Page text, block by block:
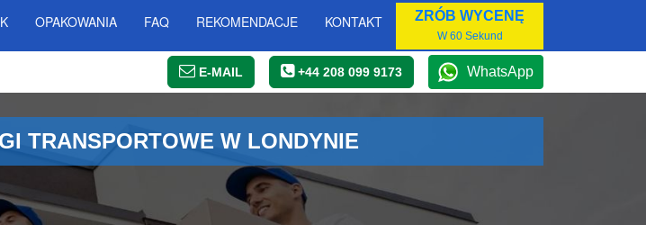
OPAKOWANIA FAQ REKOMENDACJE KONTAKT ZRÓB WYCENĘ
W 60 Sekund
E-MAIL +44 208 099 9173 WhatsApp
TRANSPORTOWE W LONDYNIE